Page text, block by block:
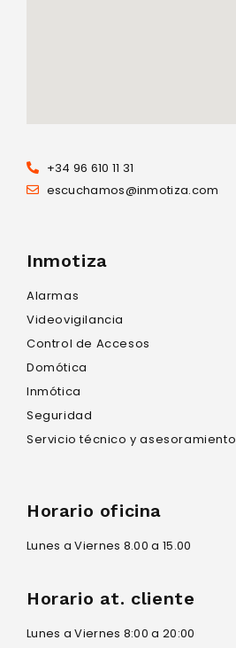
+34 96 610 11 31
escuchamos@inmotiza.com
Inmotiza
Alarmas
Videovigilancia
Control de Accesos
Domótica
Inmótica
Seguridad
Servicio técnico y asesoramiento
Horario oficina
Lunes a Viernes 8.00 a 15.00
Horario at. cliente
Lunes a Viernes 8:00 a 20:00